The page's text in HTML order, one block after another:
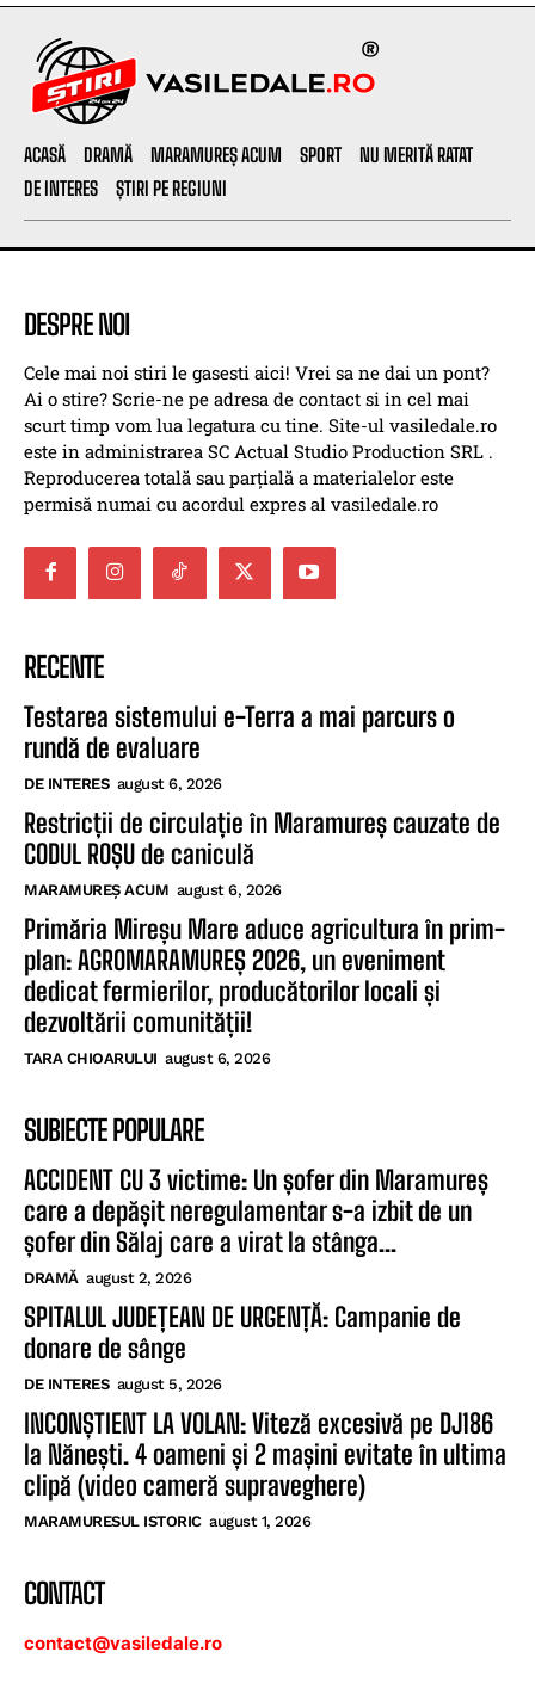
ACASĂ DRAMĂ MARAMUREȘ ACUM SPORT
NU MERITĂ RATAT
DE INTERES
ȘTIRI PE REGIUNI
DESPRE NOI
Cele mai noi stiri le gasesti aici! Vrei sa ne dai un pont?
Ai o stire? Scrie-ne pe adresa de contact si in cel mai
scurt timp vom lua legatura cu tine. Site-ul vasiledale.ro
este in administrarea SC Actual Studio Production SRL .
Reproducerea totală sau parțială a materialelor este
permisă numai cu acordul expres al vasiledale.ro
RECENTE
Testarea sistemului e-Terra a mai parcurs o
rundă de evaluare
DE INTERES august 6, 2026
Restricții de circulație în Maramureș cauzate de
CODUL ROȘU de caniculă
MARAMUREȘ ACUM august 6, 2026
Primăria Mireșu Mare aduce agricultura în prim-
plan: AGROMARAMUREȘ 2026, un eveniment
dedicat fermierilor, producătorilor locali și
dezvoltării comunității!
TARA CHIOARULUI august 6, 2026
SUBIECTE POPULARE
ACCIDENT CU 3 victime: Un șofer din Maramureș
care a depășit neregulamentar s-a izbit de un
șofer din Sălaj care a virat la stânga...
DRAMĂ august 2, 2026
SPITALUL JUDEȚEAN DE URGENȚĂ: Campanie de
donare de sânge
DE INTERES august 5, 2026
INCONȘTIENT LA VOLAN: Viteză excesivă pe DJ186
la Nănești. 4 oameni și 2 mașini evitate în ultima
clipă (video cameră supraveghere)
MARAMURESUL ISTORIC august 1, 2026
CONTACT
contact@vasiledale.ro